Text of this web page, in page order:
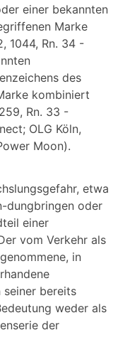
einer bekannten
Marke
1044, Rn. 34 -
des
kombiniert
Rn. 33 -
OLG Köln,
Moon).
etwa
dungbringen oder
einer
vom Verkehr als
in
seiner bereits
weder als
der